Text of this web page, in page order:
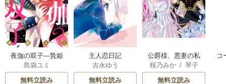
夜伽の双子―贄姫
は二人の王子に愛
される―
島袋ユミ
無料立読み
主人恋日記
吉永ゆう
無料立読み
公爵様、悪妻の私
はもう放っておい
てください
桜乃みか/ 琴子
無料立読み
コ